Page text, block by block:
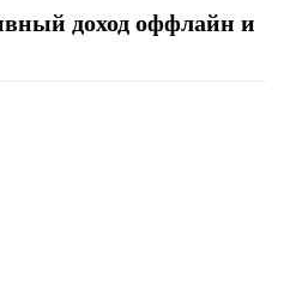
доход оффлайн и